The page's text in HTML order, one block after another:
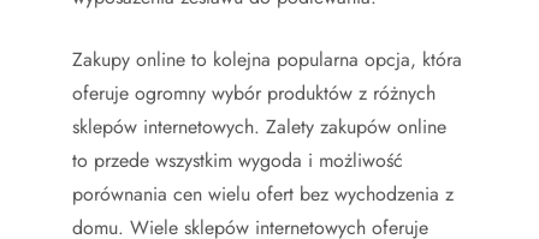
Zakupy online to kolejna popularna opcja, która
oferuje ogromny wybór produktów z różnych
sklepów internetowych. Zalety zakupów online
to przede wszystkim wygoda i możliwość
porównania cen wielu ofert bez wychodzenia z
domu. Wiele sklepów internetowych oferuje